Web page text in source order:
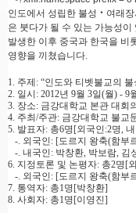
인도에서 성립한 불성‧여래
은 붓다가 될 수 있는 가능성
발생한 이후 중국과 한국을 비
영향을 끼쳤습니다.
1. 주제: “인도와 티벳불교의
2. 일시: 2012년 9월 3일(월) - 9
3. 장소: 금강대학교 본관 대회
4. 주최/주관: 금강대학교 불교
5. 발표자: 총6명[외국인:2명,
-. 외국인: [도르지 왕축(함부
-. 내국인: 박창환, 박보람, 김
6. 지정토론 및 논평자: 총2명[
-. 외국인: [도르지 왕축(함부
7. 통역자: 총1명[박창환]
8. 사회자: 총1명[이영진]